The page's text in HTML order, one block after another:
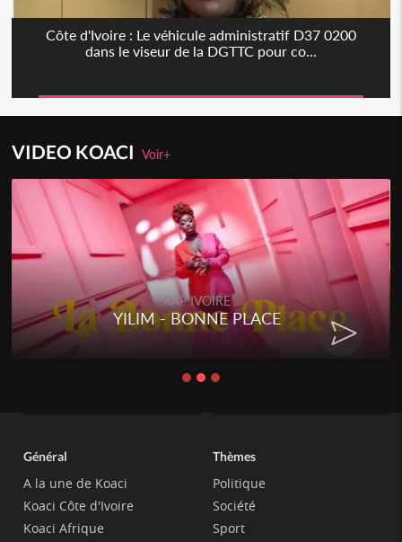
Côte d'Ivoire : Le véhicule administratif D37 0200
dans le viseur de la DGTTC pour co...
VIDEO KOACIVoir+
RAP IVOIRE
YILIM - BONNE PLACE
Général
A la une de Koaci
Koaci Côte d'Ivoire
Koaci Afrique
Thèmes
Politique
Société
Sport